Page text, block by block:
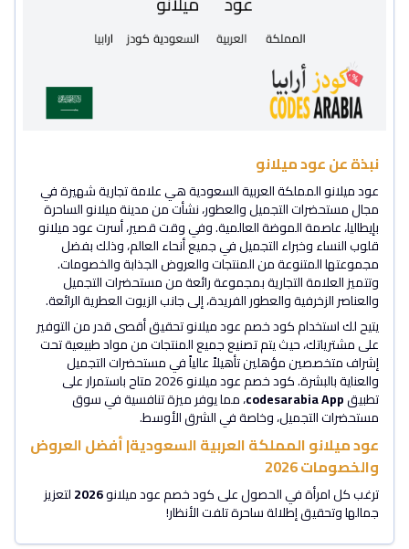
نبذة عن عود ميلانو
عود ميلانو المملكة العربية السعودية هي علامة تجارية شهيرة في
مجال مستحضرات التجميل والعطور، نشأت من مدينة ميلانو الساحرة
بإيطاليا، عاصمة الموضة العالمية. وفي وقت قصير، أسرت عود ميلانو
قلوب النساء وخبراء التجميل في جميع أنحاء العالم، وذلك بفضل
مجموعتها المتنوعة من المنتجات والعروض الجذابة والخصومات.
وتتميز العلامة التجارية بمجموعة رائعة من مستحضرات التجميل
والعناصر الزخرفية والعطور الفريدة، إلى جانب الزيوت العطرية الرائعة.
يتيح لك استخدام كود خصم عود ميلانو تحقيق أقصى قدر من التوفير
على مشترياتك، حيث يتم تصنيع جميع المنتجات من مواد طبيعية تحت
إشراف متخصصين مؤهلين تأهيلاً عالياً في مستحضرات التجميل
والعناية بالبشرة. كود خصم عود ميلانو 2026 متاح باستمرار على
تطبيقcodesarabia App، مما يوفر ميزة تنافسية في سوق
مستحضرات التجميل، وخاصة في الشرق الأوسط.
عود ميلانو المملكة العربية السعودية| أفضل العروض
والخصومات 2026
ترغب كل امرأة في الحصول على كود خصم عود ميلانو2026لتعزيز
جمالها وتحقيق إطلالة ساحرة تلفت الأنظار!